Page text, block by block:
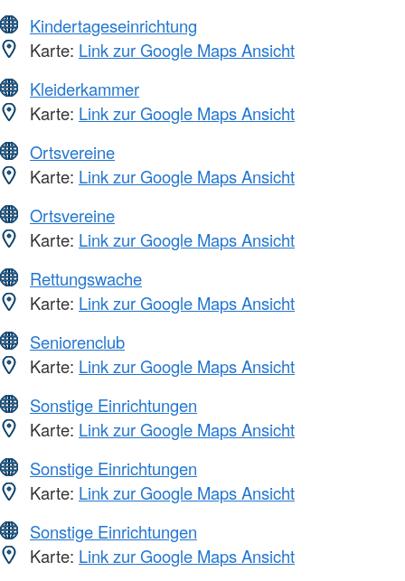
Kindertageseinrichtung
Karte: Link zur Google Maps Ansicht
Kleiderkammer
Karte: Link zur Google Maps Ansicht
Ortsvereine
Karte: Link zur Google Maps Ansicht
Ortsvereine
Karte: Link zur Google Maps Ansicht
Rettungswache
Karte: Link zur Google Maps Ansicht
Seniorenclub
Karte: Link zur Google Maps Ansicht
Sonstige Einrichtungen
Karte: Link zur Google Maps Ansicht
Sonstige Einrichtungen
Karte: Link zur Google Maps Ansicht
Sonstige Einrichtungen
Karte: Link zur Google Maps Ansicht